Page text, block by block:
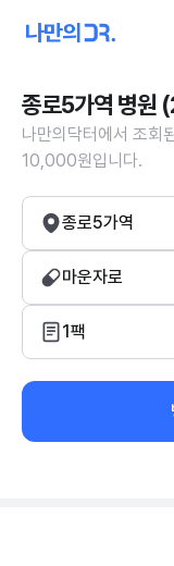
종로5가역 병원
나만의닥터에서 조회
10,000원입니다.
종로5가역
마운자로
1팩